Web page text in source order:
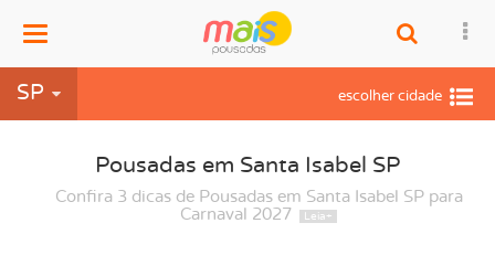
Menu
SP
Pousadas em Santa Isabel SP
Confira 3 dicas de Pousadas em Santa Isabel SP para
Carnaval 2027